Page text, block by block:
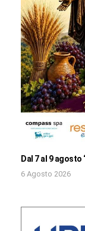
Dal 7 al 9
6 Agosto 2026